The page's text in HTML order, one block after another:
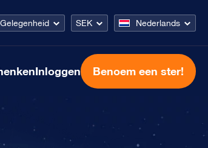
Gelegenheid SEK Nederlands
Inloggen Benoem een ster!